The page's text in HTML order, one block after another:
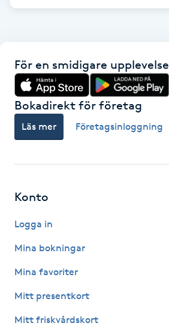
Gravidyoga
Gruppträning
Gua Sha-massage
Healing
Herrklippning
För en smidigare upplevelse
Bokadirekt för företag
Läs mer Företagsinloggning
Konto
Logga in
Mina bokningar
Mina favoriter
Mitt presentkort
Mitt friskvårdskort